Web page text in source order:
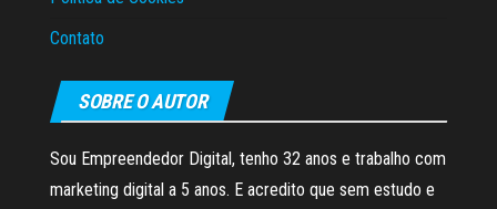
Contato
SOBRE O AUTOR
Sou Empreendedor Digital, tenho 32 anos e trabalho com
marketing digital a 5 anos. E acredito que sem estudo e